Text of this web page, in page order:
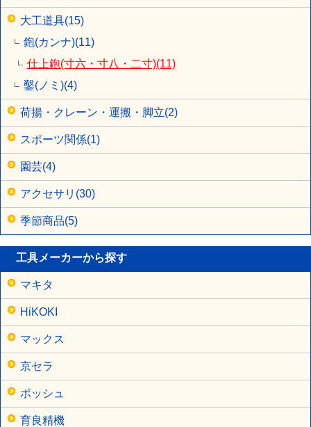
大工道具(15)
鉋(カンナ)(11)
仕上鉋(寸六・寸八・二寸)(11)
鑿(ノミ)(4)
荷揚・クレーン・運搬・脚立(2)
スポーツ関係(1)
園芸(4)
アクセサリ(30)
季節商品(5)
工具メーカーから探す
マキタ
HiKOKI
マックス
京セラ
ボッシュ
育良精機